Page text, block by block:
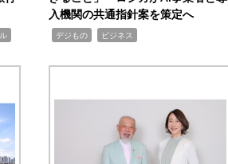
入機関の共通指針案を策定へ
デジもの ビジネス